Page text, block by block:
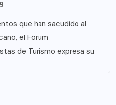
que han sacudido al
el Fórum
de Turismo expresa su